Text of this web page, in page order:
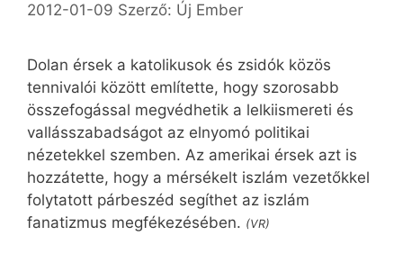
2012-01-09 Szerző: Új Ember
Dolan érsek a katolikusok és zsidók közös
tennivalói között említette, hogy szorosabb
összefogással megvédhetik a lelkiismereti és
vallásszabadságot az elnyomó politikai
nézetekkel szemben. Az amerikai érsek azt is
hozzátette, hogy a mérsékelt iszlám vezetőkkel
folytatott párbeszéd segíthet az iszlám
fanatizmus megfékezésében. (VR)